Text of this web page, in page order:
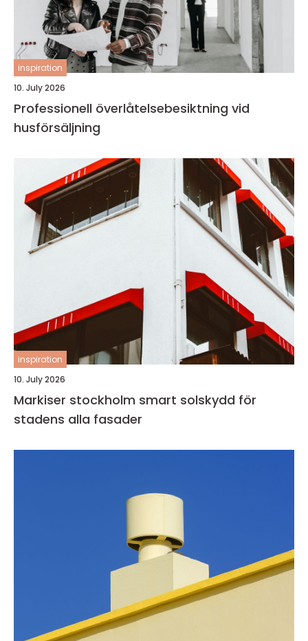
inspiration
10. July 2026
Professionell överlåtelsebesiktning vid
husförsäljning
inspiration
10. July 2026
Markiser stockholm smart solskydd för
stadens alla fasader